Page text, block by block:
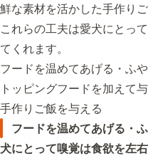
鮮な素材を活かした手作り
これらの工夫は愛犬にとっ
てくれます。
フードを温めてあげる・ふ
トッピングフードを加えて
手作りご飯を与える
フードを温めてあげる・
犬にとって嗅覚は食欲を左